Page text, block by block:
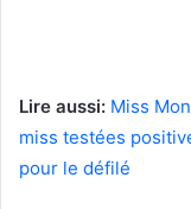
Lire aussi: Miss
miss testées
pour le défilé